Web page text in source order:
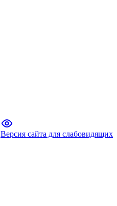
Версия сайта для слабовидящих